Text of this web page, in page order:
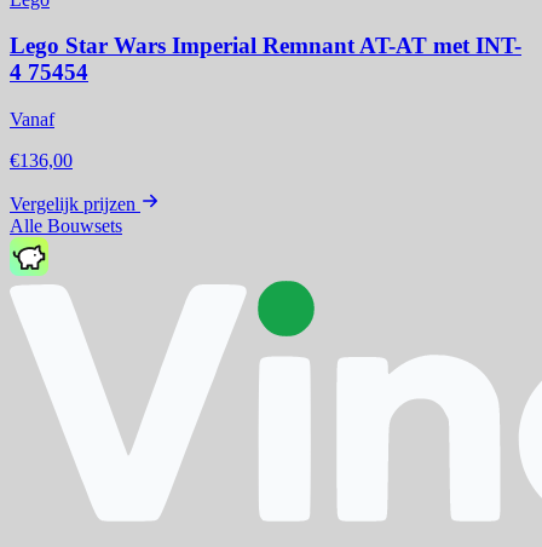
Lego Star Wars Imperial Remnant AT-AT met INT-
4 75454
Vanaf
€136,00
Vergelijk prijzen
Alle Bouwsets